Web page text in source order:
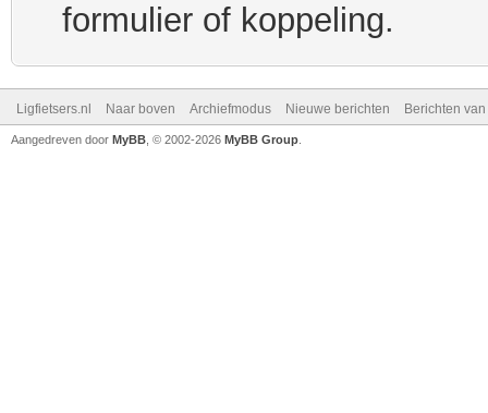
formulier of koppeling.
Ligfietsers.nl Naar boven Archiefmodus Nieuwe berichten Berichten
Aangedreven door MyBB , © 2002-2026 MyBB Group